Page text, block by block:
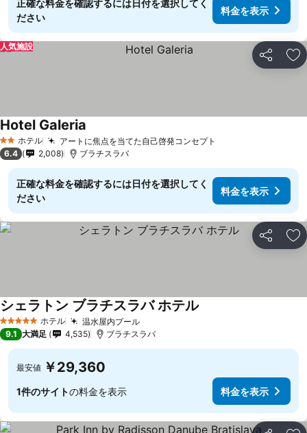
正確な料金を確認するには日付を選択してく
ださい
料金を表示
シェア お
人気施設
2 ホテルのランク
ホテル アートに焦点を当てた自己啓発コンセプト
Hotel Galeria
6.4 2,008 ブラチスラバ
正確な料金を確認するには日付を選択してく
ださい
料金を表示
シェア お
5 ホテルのランク
ホテル 温水屋内プール
シェラトン ブラチスラバ ホテル
9.1 大満足 4,535 ブラチスラバ
最安値 ￥29,360
1件のサイトの料金を表示 料金を表示